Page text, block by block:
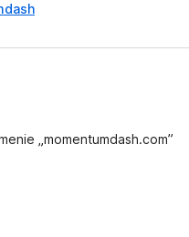
„momentumdash.com”